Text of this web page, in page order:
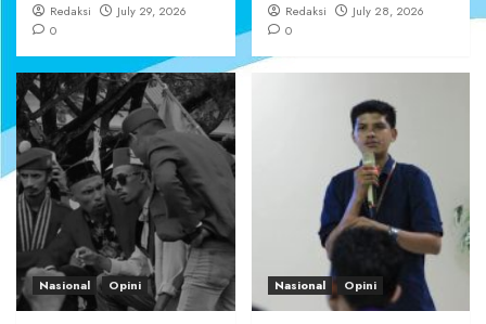
Redaksi
July 29, 2026
0
Redaksi
July 28, 2026
0
Nasional Opini Nasional Opini